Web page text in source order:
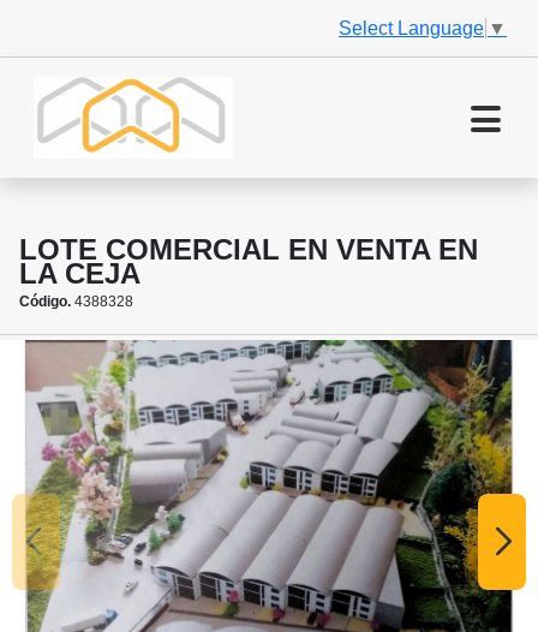
Select Language ▼
LOTE COMERCIAL EN VENTA EN
LA CEJA
Código. 4388328